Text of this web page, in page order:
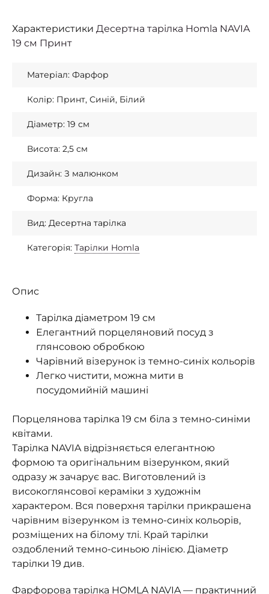
Характеристики Десертна тарілка Homla NAVIA
19 см Принт
Матеріал: Фарфор
Колір: Принт, Синій, Білий
Діаметр: 19 см
Висота: 2,5 см
Дизайн: З малюнком
Форма: Кругла
Вид: Десертна тарілка
Категорія: Тарілки Homla
Опис
Тарілка діаметром 19 см
Елегантний порцеляновий посуд з
глянсовою обробкою
Чарівний візерунок із темно-синіх кольорів
Легко чистити, можна мити в
посудомийній машині
Порцелянова тарілка 19 см біла з темно-синіми
квітами.
Тарілка NAVIA відрізняється елегантною
формою та оригінальним візерунком, який
одразу ж зачарує вас. Виготовлений із
високоглянсової кераміки з художнім
характером. Вся поверхня тарілки прикрашена
чарівним візерунком із темно-синіх кольорів,
розміщених на білому тлі. Край тарілки
оздоблений темно-синьою лінією. Діаметр
тарілки 19 див.
Фарфорова тарілка HOMLA NAVIA — практичний